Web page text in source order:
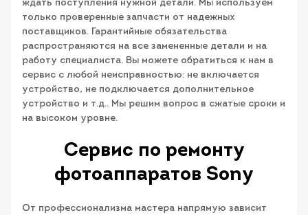
ждать поступления нужной детали. Мы используем
только проверенные запчасти от надежных
поставщиков. Гарантийные обязательства
распространяются на все замененные детали и на
работу специалиста. Вы можете обратиться к нам в
сервис с любой неисправностью: не включается
устройство, не подключается дополнительное
устройство и т.д.. Мы решим вопрос в сжатые сроки и
на высоком уровне.
Сервис по ремонту
фотоаппаратов Sony
От профессионализма мастера напрямую зависит